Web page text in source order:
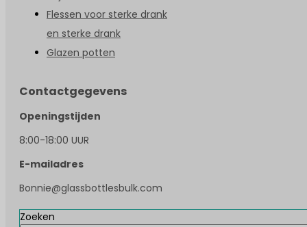
Flessen voor sterke drank
en sterke drank
Glazen potten
Contactgegevens
Openingstijden
8:00-18:00 UUR
E-mailadres
Bonnie@glassbottlesbulk.com
Zoeken